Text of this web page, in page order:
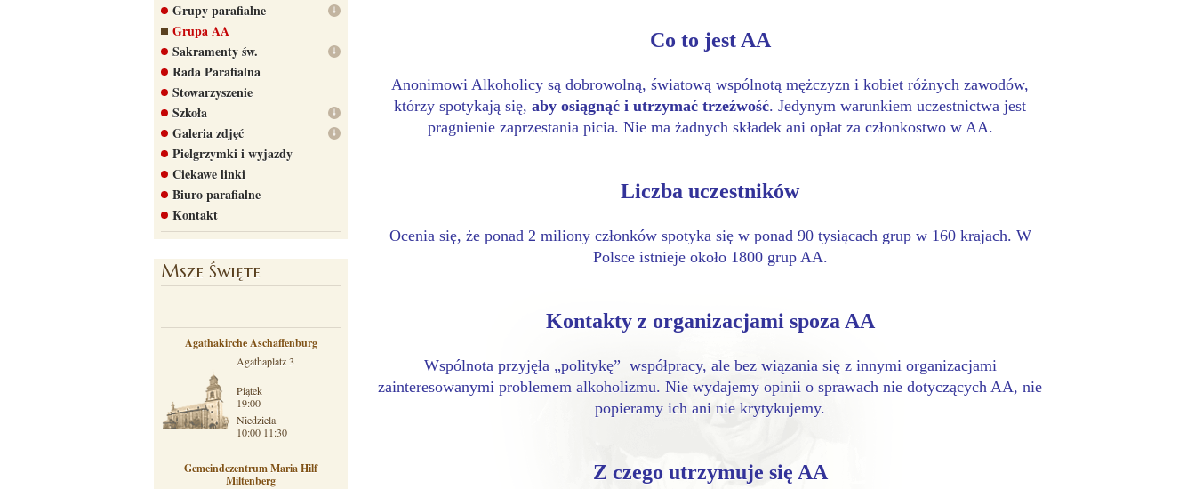
Grupy parafialne
Grupa AA
Sakramenty św.
Rada Parafialna
Stowarzyszenie
Szkoła
Galeria zdjęć
Pielgrzymki i wyjazdy
Ciekawe linki
Biuro parafialne
Kontakt
Msze Święte
Agathakirche Aschaffenburg
Agathaplatz 3
Piątek
19:00
Niedziela
10:00 11:30
Gemeindezentrum Maria Hilf
Miltenberg
Co to jest AA
Anonimowi Alkoholicy są dobrowolną, światową wspólnotą mężczyzn i kobiet różnych zawodów,
którzy spotykają się, aby osiągnąć i utrzymać trzeźwość. Jedynym warunkiem uczestnictwa jest
pragnienie zaprzestania picia. Nie ma żadnych składek ani opłat za członkostwo w AA.
Liczba uczestników
Ocenia się, że ponad 2 miliony członków spotyka się w ponad 90 tysiącach grup w 160 krajach. W
Polsce istnieje około 1800 grup AA.
Kontakty z organizacjami spoza AA
Wspólnota przyjęła „politykę” współpracy, ale bez wiązania się z innymi organizacjami
zainteresowanymi problemem alkoholizmu. Nie wydajemy opinii o sprawach nie dotyczących AA, nie
popieramy ich ani nie krytykujemy.
Z czego utrzymuje się AA